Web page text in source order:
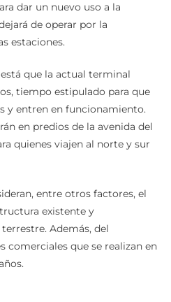
dar un nuevo uso a la
de operar por la
estaciones.
que la actual terminal
tiempo estipulado para que
y entren en funcionamiento.
en predios de la avenida del
quienes viajen al norte y sur
entre otros factores, el
existente y
Además, del
comerciales que se realizan en